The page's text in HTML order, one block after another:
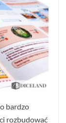
bardzo
rozbudować